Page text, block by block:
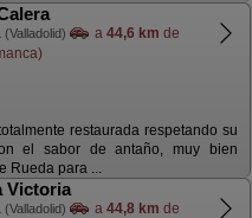
(Valladolid) a 44,6 km de
restaurada respetando su
el sabor de antaño, muy bien
Rueda para ...
Victoria
(Valladolid) a 44,8 km de